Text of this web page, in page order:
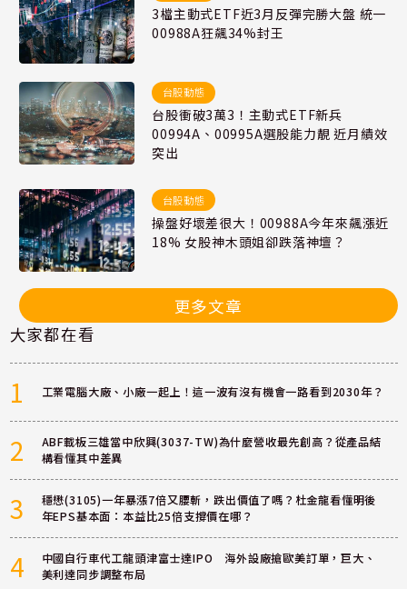
3檔主動式ETF近3月反彈完勝大盤 統一
00988A狂飆34%封王
台股動態
台股衝破3萬3！主動式ETF新兵
00994A、00995A選股能力靚 近月績效
突出
台股動態
操盤好壞差很大！00988A今年來飆漲近
18% 女股神木頭姐卻跌落神壇？
更多文章
大家都在看
1 工業電腦大廠、小廠一起上！這一波有沒有機會一路看到2030年？
2
ABF載板三雄當中欣興(3037-TW)為什麼營收最先創高？從產品結
構看懂其中差異
3
穩懋(3105)一年暴漲7倍又腰斬，跌出價值了嗎？杜金龍看懂明後
年EPS基本面：本益比25倍支撐價在哪？
4
中國自行車代工龍頭津富士達IPO 海外設廠搶歐美訂單，巨大、
美利達同步調整布局